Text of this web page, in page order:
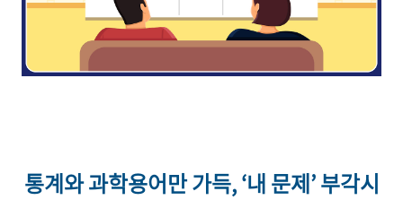
통계와 과학용어만 가득, ‘내 문제’ 부각시